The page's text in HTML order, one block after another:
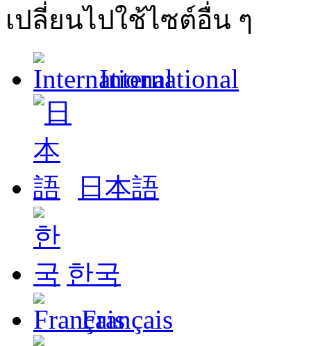
เปลี่ยนไปใช้ไซต์อื่น ๆ
International
日本語
한국
Français